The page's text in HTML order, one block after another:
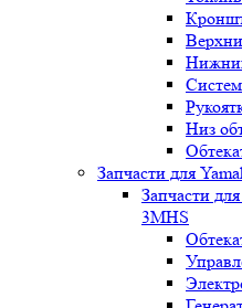
Низ
Запчасти для
Запчасти
3MHS